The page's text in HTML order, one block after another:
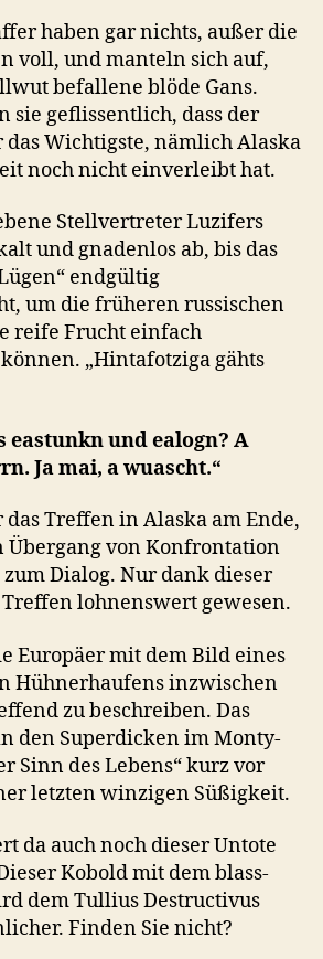
haben gar nichts, außer die
voll, und manteln sich auf,
befallene blöde Gans.
sie geflissentlich, dass der
das Wichtigste, nämlich Alaska
noch nicht einverleibt hat.
Stellvertreter Luzifers
und gnadenlos ab, bis das
endgültig
um die früheren russischen
reife Frucht einfach
„Hintafotziga gähts
eastunkn und ealogn? A
Ja mai, a wuascht.“
das Treffen in Alaska am Ende,
Übergang von Konfrontation
Dialog. Nur dank dieser
Treffen lohnenswert gewesen.
Europäer mit dem Bild eines
Hühnerhaufens inzwischen
zu beschreiben. Das
den Superdicken im Monty-
Sinn des Lebens“ kurz vor
letzten winzigen Süßigkeit.
da auch noch dieser Untote
Kobold mit dem blass-
dem Tullius Destructivus
Finden Sie nicht?